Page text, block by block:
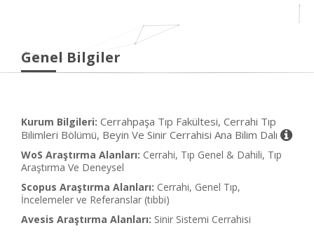
Genel Bilgiler
Kurum Bilgileri: Cerrahpaşa Tıp Fakültesi, Cerrahi Tıp
Bilimleri Bölümü, Beyin Ve Sinir Cerrahisi Ana Bilim Dalı
WoS Araştırma Alanları: Cerrahi, Tıp Genel & Dahili, Tıp
Araştırma Ve Deneysel
Scopus Araştırma Alanları: Cerrahi, Genel Tıp,
İncelemeler ve Referanslar (tıbbi)
Avesis Araştırma Alanları: Sinir Sistemi Cerrahisi